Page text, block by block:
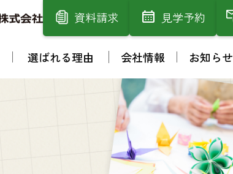
資料請求 見学予約
選ばれる理由 会社情報 お知らせ